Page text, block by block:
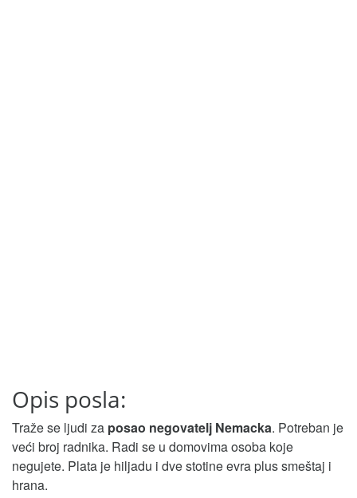
Opis posla:
Traže se ljudi za posao negovatelj Nemacka. Potreban je
veći broj radnika. Radi se u domovima osoba koje
negujete. Plata je hiljadu i dve stotine evra plus smeštaj i
hrana.